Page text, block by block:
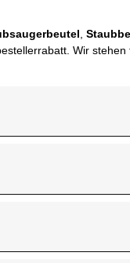
,
Wir